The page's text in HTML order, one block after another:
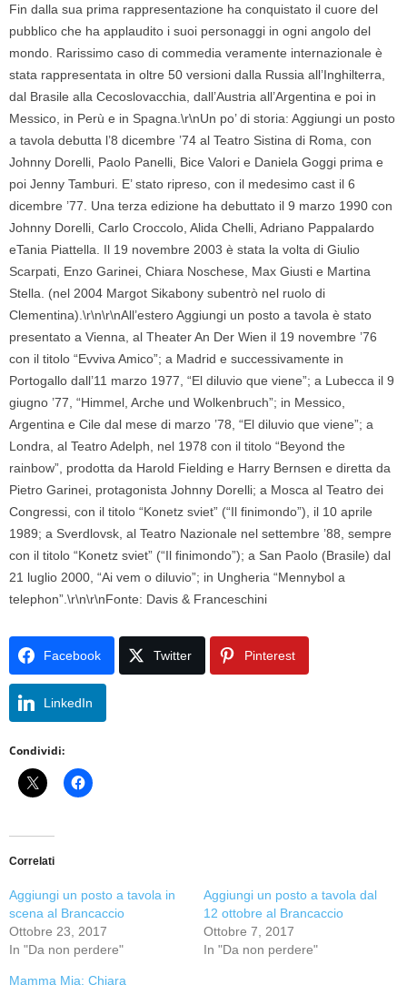
Fin dalla sua prima rappresentazione ha conquistato il cuore del
pubblico che ha applaudito i suoi personaggi in ogni angolo del
mondo. Rarissimo caso di commedia veramente internazionale è
stata rappresentata in oltre 50 versioni dalla Russia all’Inghilterra,
dal Brasile alla Cecoslovacchia, dall’Austria all’Argentina e poi in
Messico, in Perù e in Spagna.\r\nUn po’ di storia: Aggiungi un posto
a tavola debutta l’8 dicembre ’74 al Teatro Sistina di Roma, con
Johnny Dorelli, Paolo Panelli, Bice Valori e Daniela Goggi prima e
poi Jenny Tamburi. E’ stato ripreso, con il medesimo cast il 6
dicembre ’77. Una terza edizione ha debuttato il 9 marzo 1990 con
Johnny Dorelli, Carlo Croccolo, Alida Chelli, Adriano Pappalardo
eTania Piattella. Il 19 novembre 2003 è stata la volta di Giulio
Scarpati, Enzo Garinei, Chiara Noschese, Max Giusti e Martina
Stella. (nel 2004 Margot Sikabony subentrò nel ruolo di
Clementina).\r\n\r\nAll’estero Aggiungi un posto a tavola è stato
presentato a Vienna, al Theater An Der Wien il 19 novembre ’76
con il titolo “Evviva Amico”; a Madrid e successivamente in
Portogallo dall’11 marzo 1977, “El diluvio que viene”; a Lubecca il 9
giugno ’77, “Himmel, Arche und Wolkenbruch”; in Messico,
Argentina e Cile dal mese di marzo ’78, “El diluvio que viene”; a
Londra, al Teatro Adelph, nel 1978 con il titolo “Beyond the
rainbow”, prodotta da Harold Fielding e Harry Bernsen e diretta da
Pietro Garinei, protagonista Johnny Dorelli; a Mosca al Teatro dei
Congressi, con il titolo “Konetz sviet” (“Il finimondo”), il 10 aprile
1989; a Sverdlovsk, al Teatro Nazionale nel settembre ’88, sempre
con il titolo “Konetz sviet” (“Il finimondo”); a San Paolo (Brasile) dal
21 luglio 2000, “Ai vem o diluvio”; in Ungheria “Mennybol a
telephon”.\r\n\r\nFonte: Davis & Franceschini
Facebook Twitter Pinterest
LinkedIn
Condividi:
Correlati
Aggiungi un posto a tavola in
scena al Brancaccio
Ottobre 23, 2017
In "Da non perdere"
Aggiungi un posto a tavola dal
12 ottobre al Brancaccio
Ottobre 7, 2017
In "Da non perdere"
Mamma Mia: Chiara